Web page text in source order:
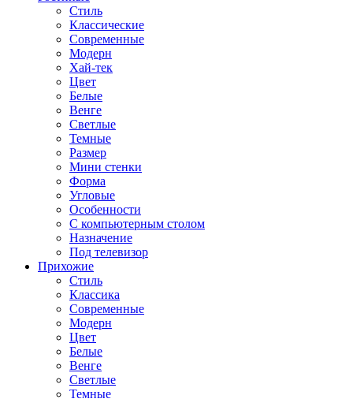
Стиль
Классические
Современные
Модерн
Хай-тек
Цвет
Белые
Венге
Светлые
Темные
Размер
Мини стенки
Форма
Угловые
Особенности
С компьютерным столом
Назначение
Под телевизор
Прихожие
Стиль
Классика
Современные
Модерн
Цвет
Белые
Венге
Светлые
Темные